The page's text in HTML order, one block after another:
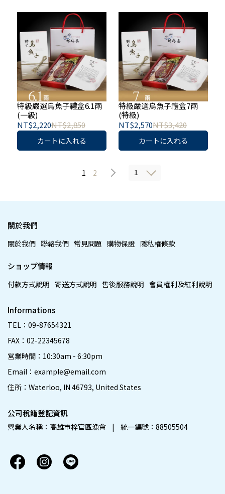
特級嚴選烏魚子禮盒6.1兩
(一級)
NT$2,220NT$2,850
カートに入れる
特級嚴選烏魚子禮盒7兩
(特級)
NT$2,570NT$3,420
カートに入れる
1 2 1
關於我們
關於我們 聯絡我們 常見問題 購物保證 隱私權條款
ショップ情報
付款方式說明 寄送方式說明 售後服務說明 會員權利及紅利說明
Informations
TEL：09-87654321
FAX：02-22345678
営業時間：10:30am - 6:30pm
Email：example@email.com
住所：Waterloo, IN 46793, United States
公司稅籍登記資訊
營業人名稱：高雄市梓官區漁會    |    統一編號：88505504